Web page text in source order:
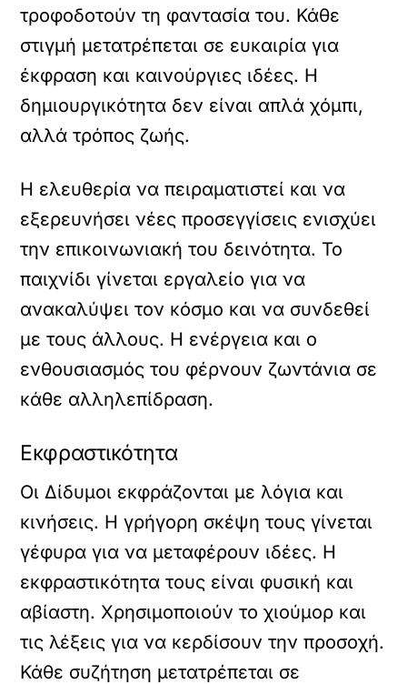
τροφοδοτούν τη φαντασία του. Κάθε
στιγμή μετατρέπεται σε ευκαιρία για
έκφραση και καινούργιες ιδέες. Η
δημιουργικότητα δεν είναι απλά χόμπι,
αλλά τρόπος ζωής.
Η ελευθερία να πειραματιστεί και να
εξερευνήσει νέες προσεγγίσεις ενισχύει
την επικοινωνιακή του δεινότητα. Το
παιχνίδι γίνεται εργαλείο για να
ανακαλύψει τον κόσμο και να συνδεθεί
με τους άλλους. Η ενέργεια και ο
ενθουσιασμός του φέρνουν ζωντάνια σε
κάθε αλληλεπίδραση.
Εκφραστικότητα
Οι Δίδυμοι εκφράζονται με λόγια και
κινήσεις. Η γρήγορη σκέψη τους γίνεται
γέφυρα για να μεταφέρουν ιδέες. Η
εκφραστικότητα τους είναι φυσική και
αβίαστη. Χρησιμοποιούν το χιούμορ και
τις λέξεις για να κερδίσουν την προσοχή.
Κάθε συζήτηση μετατρέπεται σε